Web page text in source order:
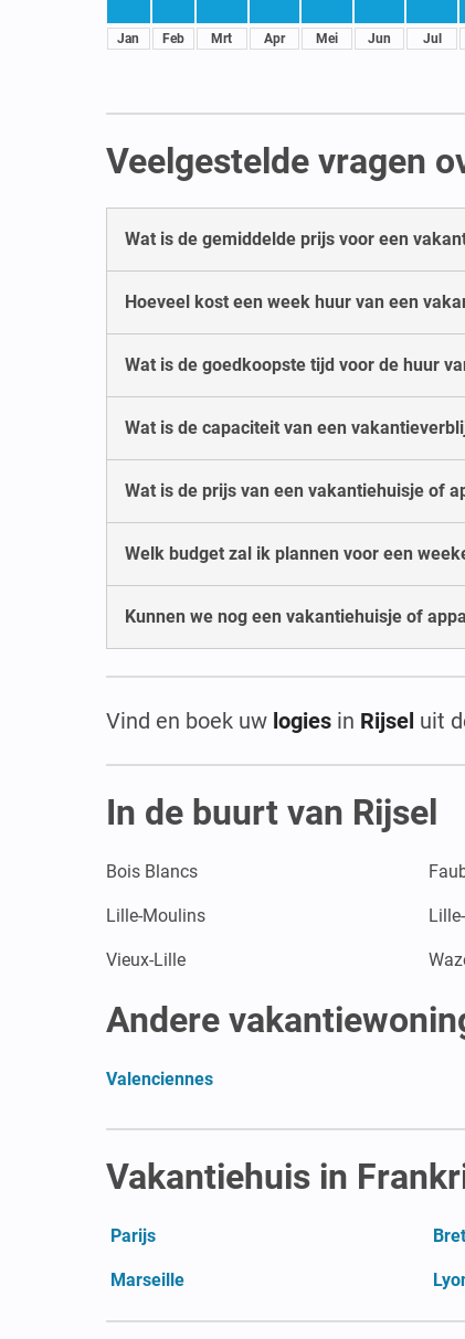
Jan Feb Mrt Apr Mei Jun Jul
Veelgestelde vragen
Wat is de gemiddelde prijs voor een
Hoeveel kost een week huur van een
Wat is de goedkoopste tijd voor de huur
Wat is de capaciteit van een
Wat is de prijs van een vakantiehuisje of
Welk budget zal ik plannen voor een
Kunnen we nog een vakantiehuisje of
Vind en boek uw logies in Rijsel uit
In de buurt van Rijsel
Bois Blancs
Lille-Moulins
Vieux-Lille
Andere
Valenciennes
Vakantiehuis in
Parijs
Marseille